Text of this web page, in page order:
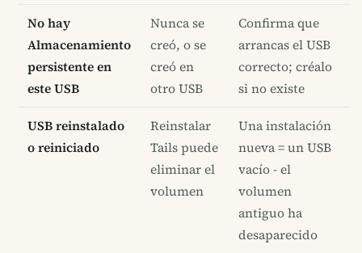
No hay
Almacenamiento
persistente en
este USB
Nunca se
creó, o se
creó en
otro USB
Confirma que
arrancas el USB
correcto; créalo
si no existe
USB reinstalado
o reiniciado
Reinstalar
Tails puede
eliminar el
volumen
Una instalación
nueva = un USB
vacío - el
volumen
antiguo ha
desaparecido